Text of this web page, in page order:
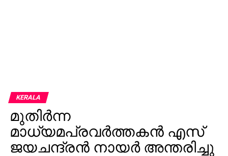
KERALA
മുതിര്‍ന്ന
മാധ്യമപ്രവര്‍ത്തകന്‍ എസ്
ജയചന്ദ്രന്‍ നായര്‍ അന്തരിച്ചു